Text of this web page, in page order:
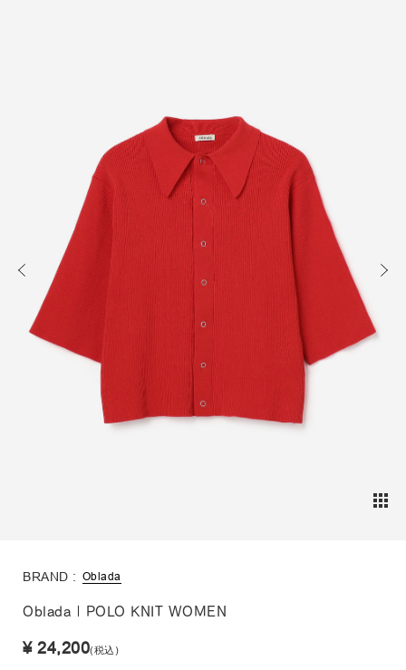
BRAND : Oblada
Oblada | POLO KNIT WOMEN
¥ 24,200(税込)